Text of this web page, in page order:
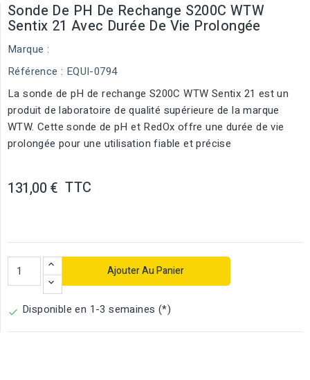
Sonde De PH De Rechange S200C WTW
Sentix 21 Avec Durée De Vie Prolongée
Marque :
Référence : EQUI-0794
La sonde de pH de rechange S200C WTW Sentix 21 est un
produit de laboratoire de qualité supérieure de la marque
WTW. Cette sonde de pH et RedOx offre une durée de vie
prolongée pour une utilisation fiable et précise
131,00 € TTC
Ajouter Au Panier
 Disponible en 1-3 semaines (*)